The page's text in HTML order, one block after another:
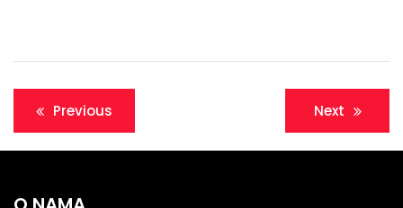
Navigacija
članaka
Previous Next